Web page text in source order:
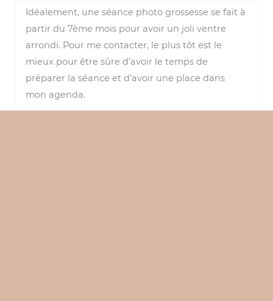
Idéalement, une séance photo grossesse se fait à
partir du 7ème mois pour avoir un joli ventre
arrondi. Pour me contacter, le plus tôt est le
mieux pour être sûre d’avoir le temps de
préparer la séance et d’avoir une place dans
mon agenda.